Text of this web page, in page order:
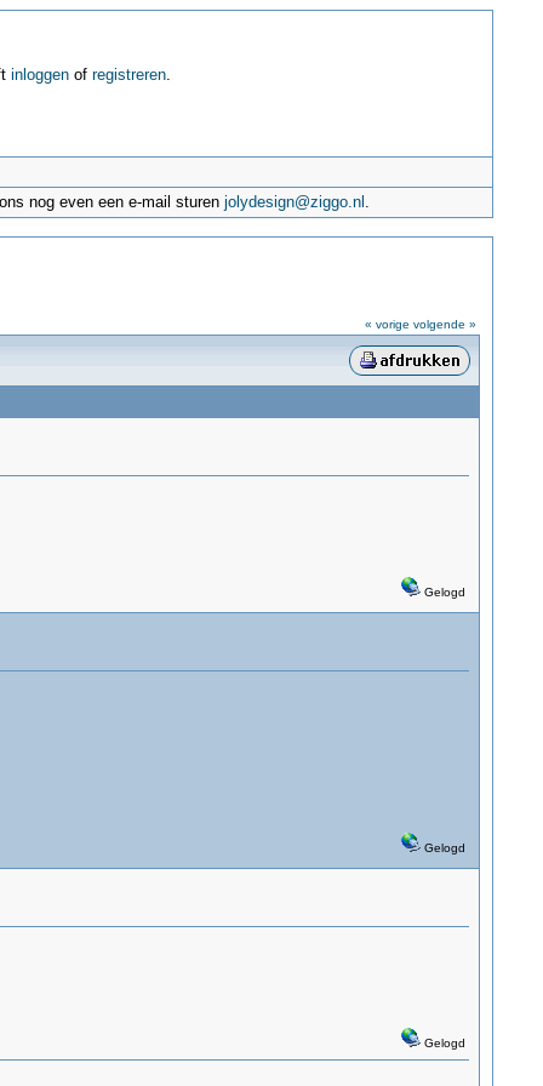
inloggenof registreren.
nog even een e-mail sturenjolydesign@ziggo.nl .
« vorige volgende »
Gelogd
Gelogd
Gelogd